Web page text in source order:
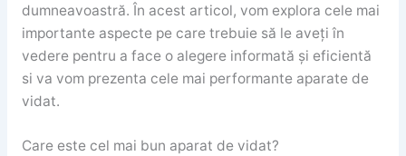
dumneavoastră. În acest articol, vom explora cele mai
importante aspecte pe care trebuie să le aveți în
vedere pentru a face o alegere informată și eficientă
si va vom prezenta cele mai performante aparate de
vidat.
Care este cel mai bun aparat de vidat?